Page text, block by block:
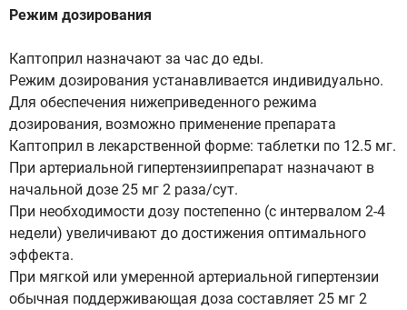
Режим дозирования
Каптоприл назначают за час до еды.
Режим дозирования устанавливается индивидуально.
Для обеспечения нижеприведенного режима
дозирования, возможно применение препарата
Каптоприл в лекарственной форме: таблетки по 12.5 мг.
При артериальной гипертензиипрепарат назначают в
начальной дозе 25 мг 2 раза/сут.
При необходимости дозу постепенно (с интервалом 2-4
недели) увеличивают до достижения оптимального
эффекта.
При мягкой или умеренной артериальной гипертензии
обычная поддерживающая доза составляет 25 мг 2